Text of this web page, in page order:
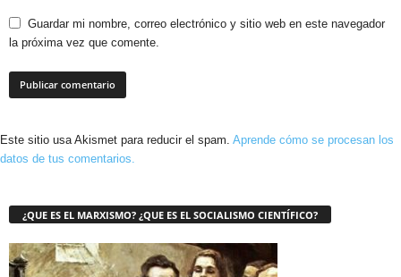
Guardar mi nombre, correo electrónico y sitio web en este navegador
la próxima vez que comente.
Este sitio usa Akismet para reducir el spam. Aprende cómo se procesan los
datos de tus comentarios.
¿QUE ES EL MARXISMO? ¿QUE ES EL SOCIALISMO CIENTÍFICO?